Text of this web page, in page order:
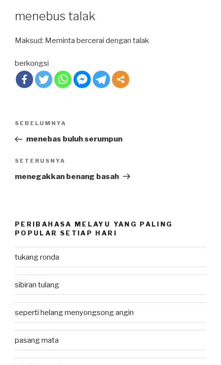
menebus talak
Maksud: Meminta bercerai dengan talak
berkongsi
Post
Previous
Post
SEBELUMNYA
menebas buluh serumpun
Next
Post
SETERUSNYA
menegakkan benang basah
PERIBAHASA MELAYU YANG PALING
POPULAR SETIAP HARI
tukang ronda
sibiran tulang
seperti helang menyongsong angin
pasang mata